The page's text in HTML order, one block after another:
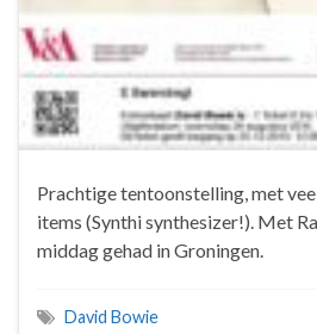
Prachtige tentoonstelling, met
items (Synthi synthesizer!). Met
middag gehad in Groningen.
David Bowie